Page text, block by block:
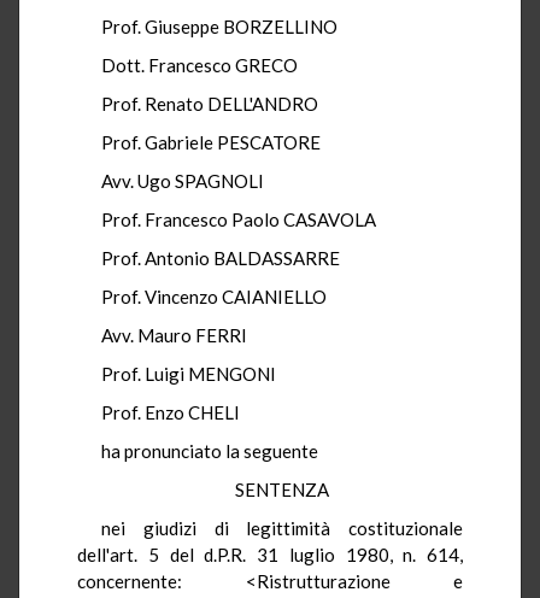
Prof. Giuseppe BORZELLINO
Dott. Francesco GRECO
Prof. Renato DELL'ANDRO
Prof. Gabriele PESCATORE
Avv. Ugo SPAGNOLI
Prof. Francesco Paolo CASAVOLA
Prof. Antonio BALDASSARRE
Prof. Vincenzo CAIANIELLO
Avv. Mauro FERRI
Prof. Luigi MENGONI
Prof. Enzo CHELI
ha pronunciato la seguente
SENTENZA
nei giudizi di legittimità costituzionale
dell'art. 5 del d.P.R. 31 luglio 1980, n. 614,
concernente: <Ristrutturazione e